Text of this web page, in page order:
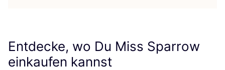
Entdecke, wo Du Miss Sparrow
einkaufen kannst